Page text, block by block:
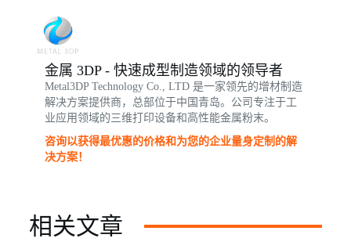
金属 3DP - 快速成型制造领域的领导者
Metal3DP Technology Co., LTD 是一家领先的增材制造
解决方案提供商，总部位于中国青岛。公司专注于工
业应用领域的三维打印设备和高性能金属粉末。
咨询以获得最优惠的价格和为您的企业量身定制的解
决方案！
相关文章